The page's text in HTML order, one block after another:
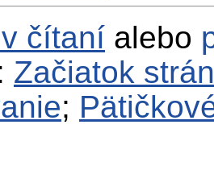
čítaní alebo
Začiatok
;